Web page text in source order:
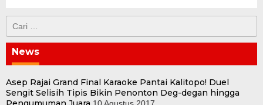
untuk:
News
Asep Rajai Grand Final Karaoke Pantai Kalitopo! Duel
Sengit Selisih Tipis Bikin Penonton Deg-degan hingga